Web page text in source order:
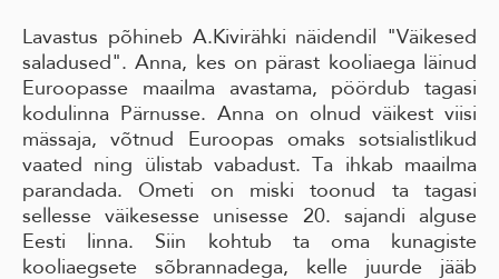
Lavastus põhineb A.Kivirähki näidendil "Väikesed
saladused". Anna, kes on pärast kooliaega läinud
Euroopasse maailma avastama, pöördub tagasi
kodulinna Pärnusse. Anna on olnud väikest viisi
mässaja, võtnud Euroopas omaks sotsialistlikud
vaated ning ülistab vabadust. Ta ihkab maailma
parandada. Ometi on miski toonud ta tagasi
sellesse väikesesse unisesse 20. sajandi alguse
Eesti linna. Siin kohtub ta oma kunagiste
kooliaegsete sõbrannadega, kelle juurde jääb